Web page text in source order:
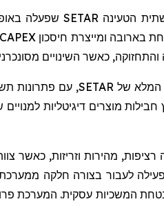
הטעינה SETAR שפעלה
בארובה ומייצרת חיסכון CAPEX
כאשר השינויים
המלא של SETAR, עם פתרונות
מוצרים דיגיטליות
מהירות וזריזות, כאשר
לעבור בצורה חלקה
המשכיות עסקית. המערכת